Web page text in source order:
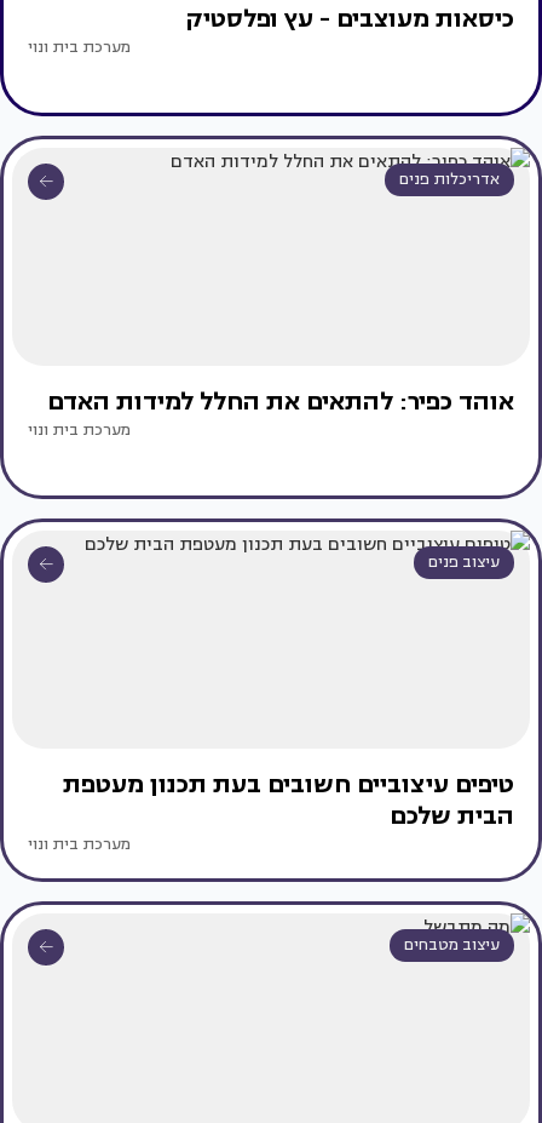
כיסאות מעוצבים - עץ ופלסטיק
מערכת בית ונוי
אדריכלות פנים
אוהד כפיר: להתאים את החלל למידות האדם
מערכת בית ונוי
עיצוב פנים
טיפים עיצוביים חשובים בעת תכנון מעטפת
הבית שלכם
מערכת בית ונוי
עיצוב מטבחים